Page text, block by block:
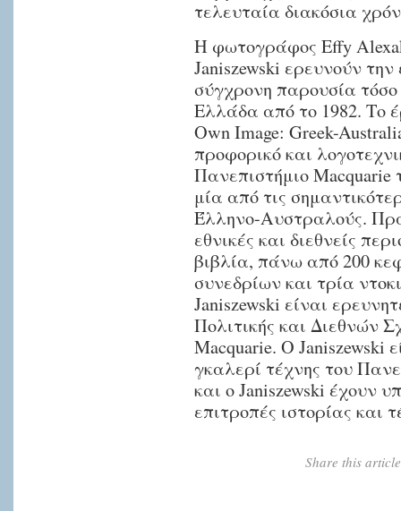
τελευταία διακόσια
Η φωτογράφος Effy
Janiszewski ερευνούν
σύγχρονη παρουσία
Ελλάδα από το 1982. Το
Own Image: Greek-
προφορικό και
Πανεπιστήμιο Macquarie
μία από τις
Έλληνο-Αυστραλούς.
εθνικές και διεθνείς
βιβλία, πάνω από 200
συνεδρίων και τρία
Janiszewski είναι
Πολιτικής και Διεθνών
Macquarie. Ο Janiszewski
γκαλερί τέχνης του
και ο Janiszewski έχουν
επιτροπές ιστορίας και
Share this